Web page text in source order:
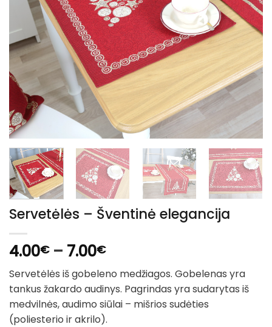
Servetėlės – Šventinė elegancija
4.00€ – 7.00€Price
range:
4.00€
through
7.00€
Servetėlės iš gobeleno medžiagos. Gobelenas yra
tankus žakardo audinys. Pagrindas yra sudarytas iš
medvilnės, audimo siūlai – mišrios sudėties
(poliesterio ir akrilo).